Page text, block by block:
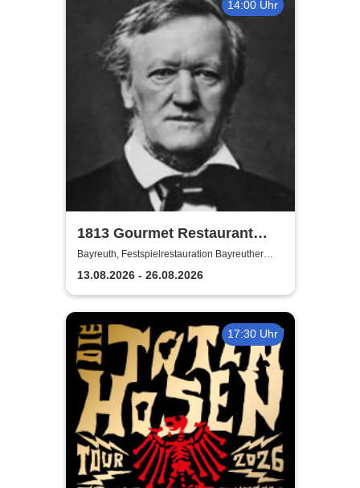
14:00 Uhr
1813 Gourmet Restaurant
2026
Bayreuth, Festspielrestauration Bayreuther
Festspiele
13.08.2026 - 26.08.2026
17:30 Uhr